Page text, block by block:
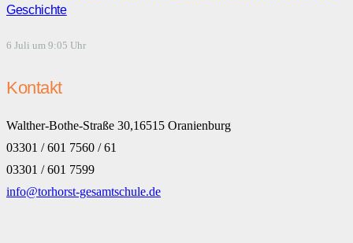
Geschichte
6 Juli um 9:05 Uhr
Kontakt
Walther-Bothe-Straße 30,16515 Oranienburg
03301 / 601 7560 / 61
03301 / 601 7599
info@torhorst-gesamtschule.de